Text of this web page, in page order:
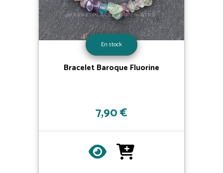
En stock
Bracelet Baroque Fluorine
7,90 €